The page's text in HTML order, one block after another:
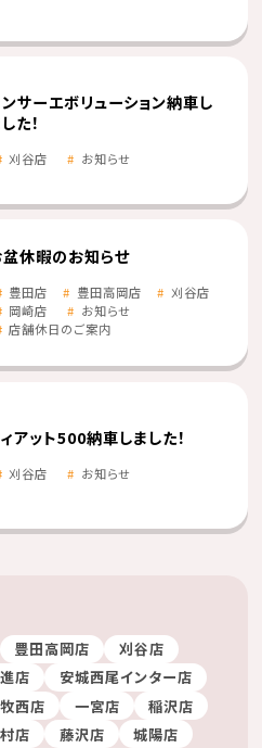
サーエボリューション納車し
た！
刈谷店 お知らせ
休暇のお知らせ
豊田店 豊田高岡店
刈谷店
岡崎店
お知らせ
店舗休日のご案内
アット500納車しました！
刈谷店 お知らせ
豊田高岡店
刈谷店
店
安城西尾インター店
西店 一宮店
稲沢店
店 藤沢店
城陽店